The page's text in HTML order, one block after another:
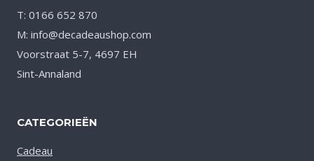
T: 0166 652 870
M: info@decadeaushop.com
Voorstraat 5-7, 4697 EH
Sint-Annaland
CATEGORIEËN
Cadeau